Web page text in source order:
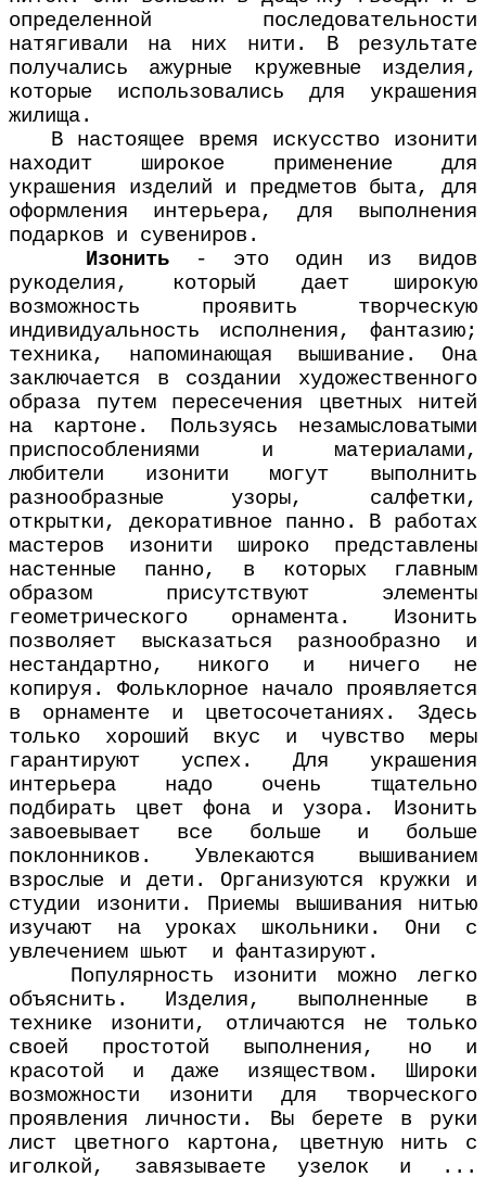
определенной последовательности
натягивали на них нити. В результате
получались ажурные кружевные изделия,
которые использовались для украшения
жилища.
В настоящее время искусство изонити
находит широкое применение для
украшения изделий и предметов быта, для
оформления интерьера, для выполнения
подарков и сувениров.
Изонить
- это один из видов
рукоделия, который дает широкую
возможность проявить творческую
индивидуальность исполнения, фантазию;
техника, напоминающая вышивание. Она
заключается в создании художественного
образа путем пересечения цветных нитей
на картоне. Пользуясь незамысловатыми
приспособлениями и материалами,
любители изонити могут выполнить
разнообразные узоры, салфетки,
открытки, декоративное панно. В работах
мастеров изонити широко представлены
настенные панно, в которых главным
образом присутствуют элементы
геометрического орнамента. Изонить
позволяет высказаться разнообразно и
нестандартно, никого и ничего не
копируя. Фольклорное начало проявляется
в орнаменте и цветосочетаниях. Здесь
только хороший вкус и чувство меры
гарантируют успех. Для украшения
интерьера надо очень тщательно
подбирать цвет фона и узора. Изонить
завоевывает все больше и больше
поклонников. Увлекаются вышиванием
взрослые и дети. Организуются кружки и
студии изонити. Приемы вышивания нитью
изучают на уроках школьники. Они с
увлечением шьют и фантазируют.
Популярность изонити можно легко
объяснить. Изделия, выполненные в
технике изонити, отличаются не только
своей простотой выполнения, но и
красотой и даже изяществом. Широки
возможности изонити для творческого
проявления личности. Вы берете в руки
лист цветного картона, цветную нить с
иголкой, завязываете узелок и ...